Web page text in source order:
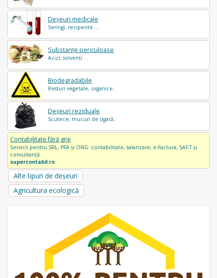
Deșeuri medicale
Seringi, recipente ...
Substanțe periculoase
Acizi, solvenți ...
Biodegradabile
Resturi vegetale, organice..
Deșeuri reziduale
Scutece, mucuri de țigară..
Contabilitate fără griji
Servicii pentru SRL, PFA și ONG: contabilitate, salarizare, e-Factura, SAF-T și
consultanță.
supercontabil.ro
Alte tipuri de deșeuri
Agricultura ecologică